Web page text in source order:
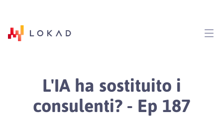
L'IA ha sostituito i
consulenti? - Ep 187